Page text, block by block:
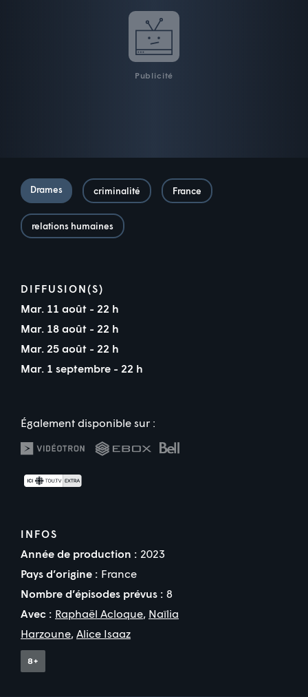
Publicité
Drames criminalité France
relations humaines
DIFFUSION(S)
Mar. 11 août - 22 h
Mar. 18 août - 22 h
Mar. 25 août - 22 h
Mar. 1 septembre - 22 h
Également disponible sur :
INFOS
Année de production : 2023
Pays d’origine : France
Nombre d’épisodes prévus : 8
Avec : Raphaël Acloque, Naïlia
Harzoune, Alice Isaaz